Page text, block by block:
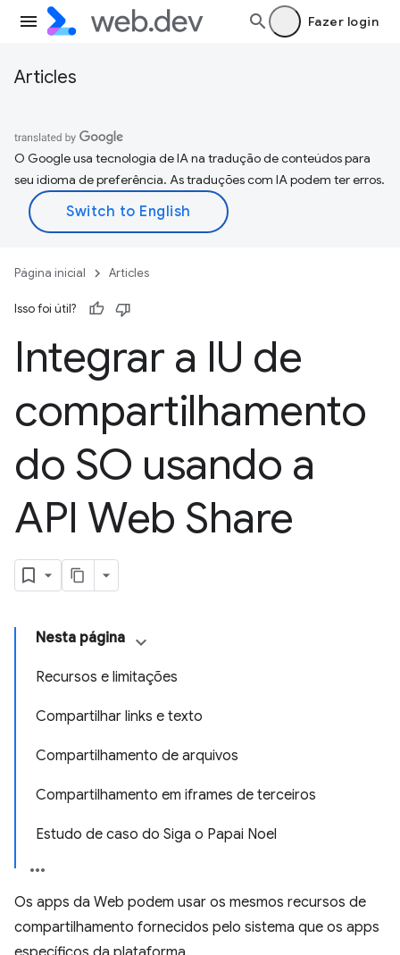
Fazer login
Articles
O Google usa tecnologia de IA na tradução de conteúdos para
seu idioma de preferência. As traduções com IA podem ter erros.
Página inicial Articles
Isso foi útil?
Integrar a IU de
compartilhamento
do SO usando a
API Web Share
Nesta página
Recursos e limitações
Compartilhar links e texto
Compartilhamento de arquivos
Compartilhamento em iframes de terceiros
Estudo de caso do Siga o Papai Noel
Os apps da Web podem usar os mesmos recursos de
compartilhamento fornecidos pelo sistema que os apps